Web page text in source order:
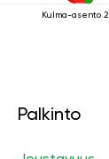
Kulma-asento 2
Palkinto